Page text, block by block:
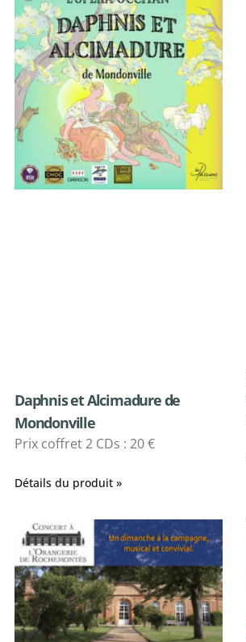
Daphnis et Alcimadure de
Mondonville
Prix coffret 2 CDs : 20 €
Détails du produit »